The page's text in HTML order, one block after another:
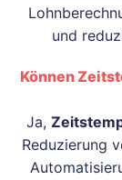
und
Können
Ja,
Reduzierung